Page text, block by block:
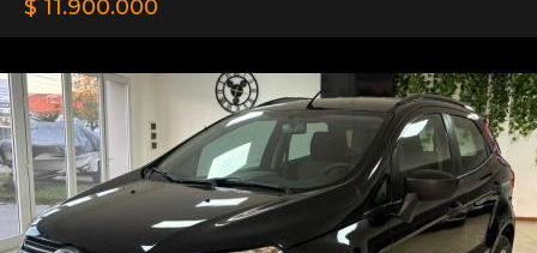
$ 11.900.000